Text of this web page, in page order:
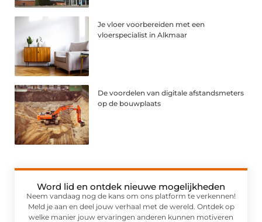
Je vloer voorbereiden met een
vloerspecialist in Alkmaar
De voordelen van digitale afstandsmeters
op de bouwplaats
Word lid en ontdek nieuwe mogelijkheden
Neem vandaag nog de kans om ons platform te verkennen!
Meld je aan en deel jouw verhaal met de wereld. Ontdek op
welke manier jouw ervaringen anderen kunnen motiveren